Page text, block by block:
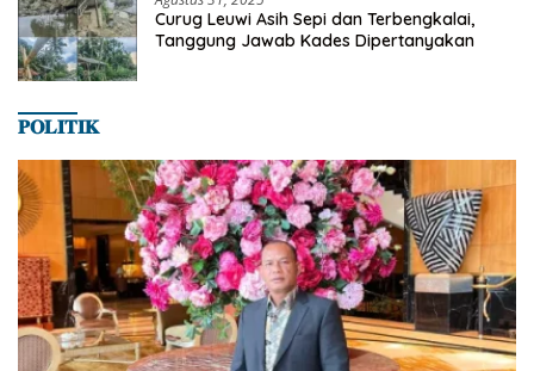
Curug Leuwi Asih Sepi dan Terbengkalai,
Tanggung Jawab Kades Dipertanyakan
𝐏𝐎𝐋𝐈𝐓𝐈𝐊